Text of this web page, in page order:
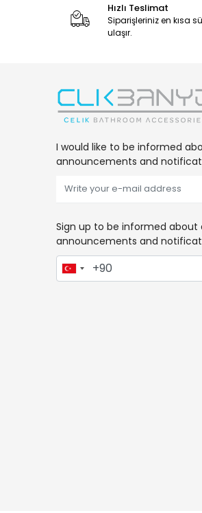
Hızlı Teslimat
Siparişleriniz en kısa
ulaşır.
I would like to be informed
announcements and
Sign up to be informed about
announcements and